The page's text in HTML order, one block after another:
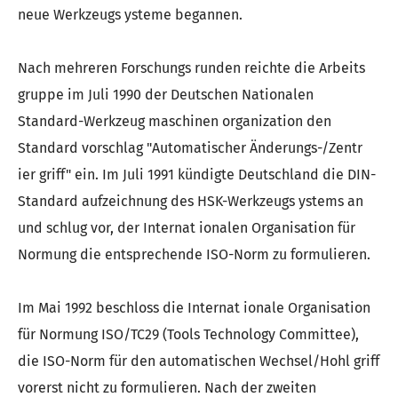
neue Werkzeugs ysteme begannen.
Nach mehreren Forschungs runden reichte die Arbeits
gruppe im Juli 1990 der Deutschen Nationalen
Standard-Werkzeug maschinen organization den
Standard vorschlag "Automatischer Änderungs-/Zentr
ier griff" ein. Im Juli 1991 kündigte Deutschland die DIN-
Standard aufzeichnung des HSK-Werkzeugs ystems an
und schlug vor, der Internat ionalen Organisation für
Normung die entsprechende ISO-Norm zu formulieren.
Im Mai 1992 beschloss die Internat ionale Organisation
für Normung ISO/TC29 (Tools Technology Committee),
die ISO-Norm für den automatischen Wechsel/Hohl griff
vorerst nicht zu formulieren. Nach der zweiten